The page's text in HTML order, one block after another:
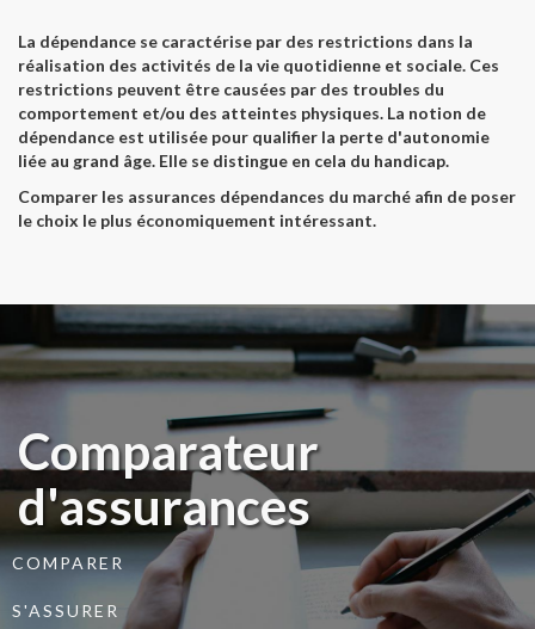
La dépendance se caractérise par des restrictions dans la
réalisation des activités de la vie quotidienne et sociale. Ces
restrictions peuvent être causées par des troubles du
comportement et/ou des atteintes physiques. La notion de
dépendance est utilisée pour qualifier la perte d'autonomie
liée au grand âge. Elle se distingue en cela du handicap.
Comparer les assurances dépendances du marché afin de poser
le choix le plus économiquement intéressant.
Comparateur
d'assurances
COMPARER
S'ASSURER